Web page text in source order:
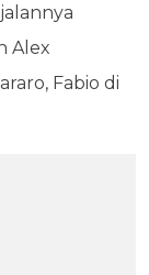
Alex
Fabio di